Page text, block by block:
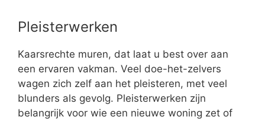
Pleisterwerken
Kaarsrechte muren, dat laat u best over aan
een ervaren vakman. Veel doe-het-zelvers
wagen zich zelf aan het pleisteren, met veel
blunders als gevolg. Pleisterwerken zijn
belangrijk voor wie een nieuwe woning zet of